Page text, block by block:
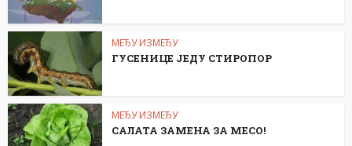
МЕЂУ ИЗМЕЂУ
ГУСЕНИЦЕ ЈЕДУ СТИРОПОР
МЕЂУ ИЗМЕЂУ
САЛАТА ЗАМЕНА ЗА МЕСО!